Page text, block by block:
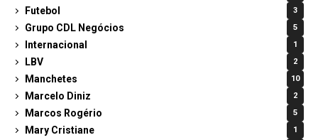
Futebol 3
Grupo CDL Negócios 5
Internacional 1
LBV 2
Manchetes 10
Marcelo Diniz 2
Marcos Rogério 5
Mary Cristiane 1